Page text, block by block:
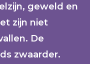
geweld en
zijn niet
De
zwaarder.